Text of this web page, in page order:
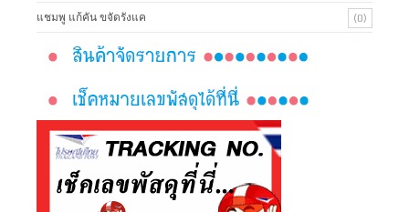
แชมพู แก้คัน ขจัดรังแค (0)